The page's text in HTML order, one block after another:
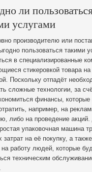
ли
услугами
производителю или
пользоваться такими
в специализированные
стикеровкой товара
Поскольку отпадёт
сложные технологии, за
финансы,
например, на
либо на проведение
упаковочная машина
затрат на её покупку, а
на работу людей, которые
техническим